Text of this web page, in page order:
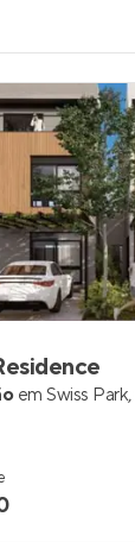
em Swiss Park,